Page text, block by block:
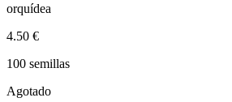
orquídea
4.50 €
100 semillas
Agotado